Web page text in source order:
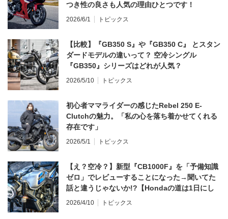
つき性の良さも人気の理由ひとつです！
2026/6/1 トピックス
【比較】『GB350 S』や『GB350 C』 とスタン
ダードモデルの違いって？ 空冷シングル
『GB350』シリーズはどれが人気？
2026/5/10 トピックス
初心者ママライダーの感じたRebel 250 E-
Clutchの魅力。「私の心を落ち着かせてくれる
存在です」
2026/5/1 トピックス
【え？空冷？】新型『CB1000F』を「予備知識
ゼロ」でレビューすることになった→聞いてた
話と違うじゃないか!?【Hondaの道は1日にし
てならず／CB1000F ①第一印象 編】
2026/4/10 トピックス